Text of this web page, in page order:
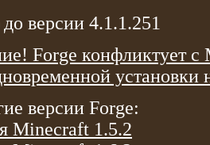
версии 4.1.1.251
Forge конфликтует с
версии Forge:
Minecraft 1.5.2